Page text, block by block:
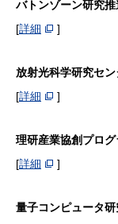
バトンゾーン研究
[詳細 ]
放射光科学研究セン
[詳細 ]
理研産業協創プログ
[詳細 ]
量子コンピュータ